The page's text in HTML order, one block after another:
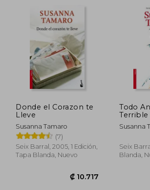
como una de las voces
la narrativa italiana
Donde el Corazon te
Lleve
Susanna Tamaro
(7)
Seix Barral, 2005, 1 Edición,
Tapa Blanda, Nuevo
Todo
Terrible
Susanna
Seix
Blanda,